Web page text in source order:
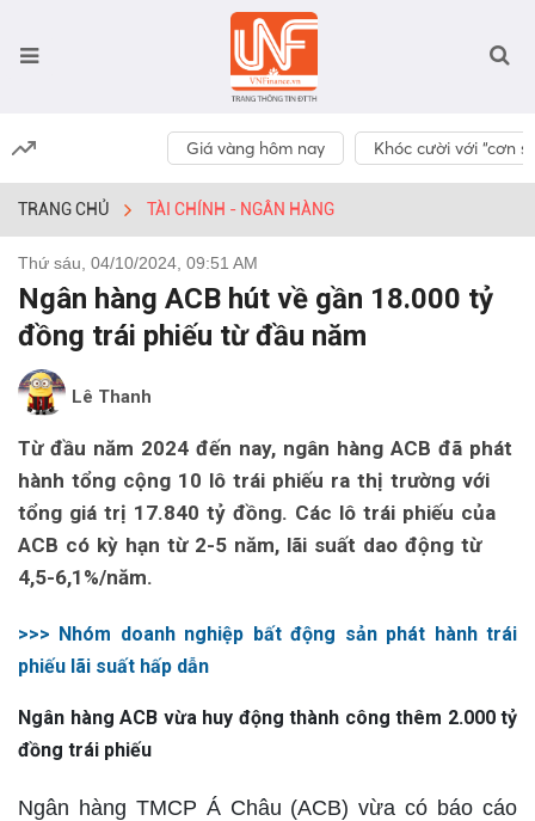
Giá vàng hôm nay Khóc cười với “cơn
TRANG CHỦ TÀI CHÍNH - NGÂN HÀNG
Thứ sáu, 04/10/2024, 09:51 AM
Ngân hàng ACB hút về gần 18.000 tỷ
đồng trái phiếu từ đầu năm
Lê Thanh
Từ đầu năm 2024 đến nay, ngân hàng ACB đã phát
hành tổng cộng 10 lô trái phiếu ra thị trường với
tổng giá trị 17.840 tỷ đồng. Các lô trái phiếu của
ACB có kỳ hạn từ 2-5 năm, lãi suất dao động từ
4,5-6,1%/năm.
>>> Nhóm doanh nghiệp bất động sản phát hành trái
phiếu lãi suất hấp dẫn
Ngân hàng ACB vừa huy động thành công thêm 2.000 tỷ
đồng trái phiếu
Ngân hàng TMCP Á Châu (ACB) vừa có báo cáo